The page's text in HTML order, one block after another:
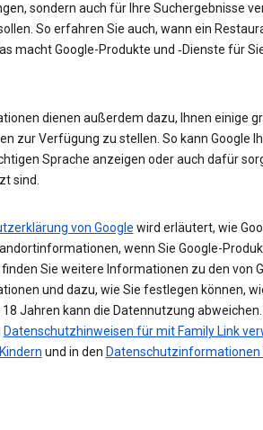
sondern auch für Ihre Suchergebnisse
So erfahren Sie auch, wann ein
macht Google-Produkte und ‑Dienste für
dienen außerdem dazu, Ihnen einige
zur Verfügung zu stellen. So kann Google
Sprache anzeigen oder auch dafür
sind.
von Google wird erläutert, wie
wenn Sie Google-
Sie weitere Informationen zu den von
und dazu, wie Sie festlegen können,
18 Jahren kann die Datennutzung
Datenschutzhinweisen für mit Family Link
und in den